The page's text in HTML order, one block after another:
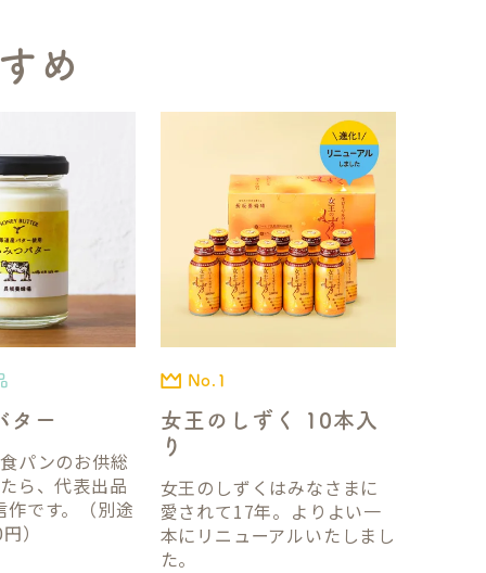
め
ター
パンのお供総
ら、代表出品
作です。（別途
）
No.1
女王のしずく 10本入
り
女王のしずくはみなさまに
愛されて17年。よりよい一
本にリニューアルいたしまし
た。